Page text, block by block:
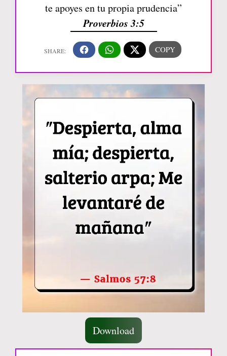
te apoyes en tu propia prudencia”
Proverbios 3:5
Download